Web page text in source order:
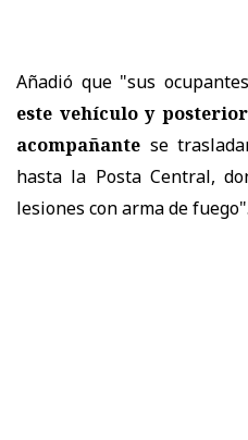
Añadió que "sus ocupantes
este vehículo y
acompañante se
hasta la Posta Central,
lesiones con arma de fuego".